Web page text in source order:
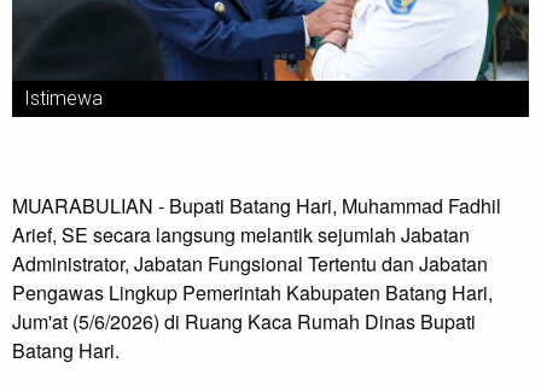
Istimewa
MUARABULIAN - Bupati Batang Hari, Muhammad Fadhil
Arief, SE secara langsung melantik sejumlah Jabatan
Administrator, Jabatan Fungsional Tertentu dan Jabatan
Pengawas Lingkup Pemerintah Kabupaten Batang Hari,
Jum'at (5/6/2026) di Ruang Kaca Rumah Dinas Bupati
Batang Hari.